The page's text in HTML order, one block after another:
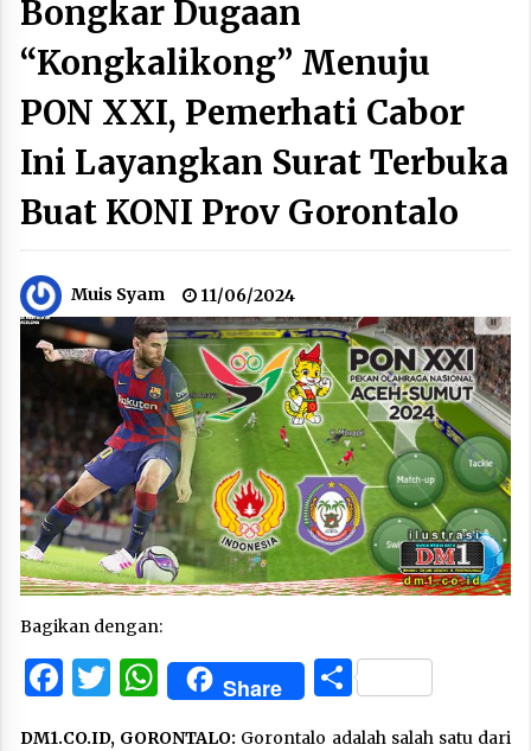
Bongkar Dugaan
“Kongkalikong” Menuju
PON XXI, Pemerhati Cabor
Ini Layangkan Surat Terbuka
Buat KONI Prov Gorontalo
Muis Syam 11/06/2024
Bagikan dengan:
Facebook
Twitter
WhatsApp
Share Share
DM1.CO.ID, GORONTALO: Gorontalo adalah salah satu dari